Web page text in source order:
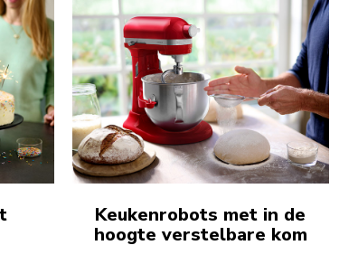
Keukenrobots met in de
hoogte verstelbare kom